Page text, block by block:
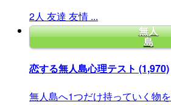
2人 友達 友情 ...
無人
島
恋する無人島心理テスト (1,970)
無人島へ1つだけ持っていく物